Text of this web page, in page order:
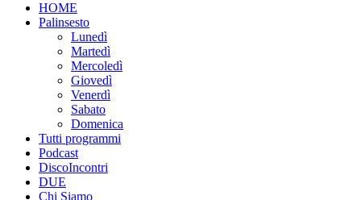
HOME
Palinsesto
Lunedì
Martedì
Mercoledì
Giovedì
Venerdì
Sabato
Domenica
Tutti programmi
Podcast
DiscoIncontri
DUE
Chi Siamo